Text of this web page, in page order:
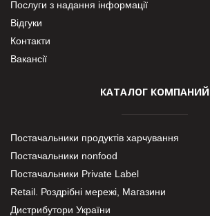
Послуги з надання інформації
Відгуки
Контакти
Вакансії
КАТАЛОГ КОМПАНИЙ
Постачальники продуктів харчування
Постачальники nonfood
Постачальники Private Label
Retail. Роздрібні мережі, Магазини
Дистрибутори України